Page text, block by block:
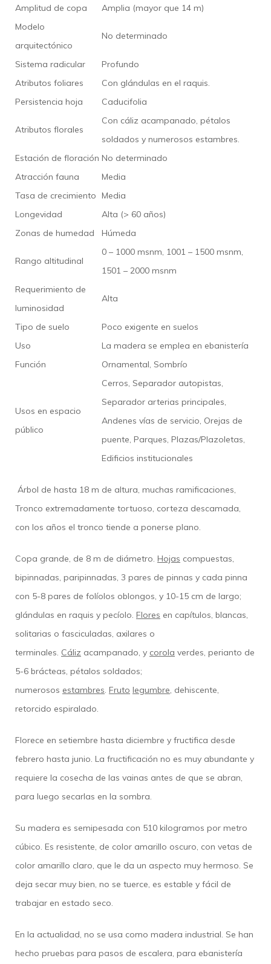
Amplitud de copa
Amplia (mayor que 14 m)
Modelo
arquitectónico
No determinado
Sistema radicular
Profundo
Atributos foliares
Con glándulas en el raquis.
Persistencia hoja
Caducifolia
Atributos florales
Con cáliz acampanado, pétalos
soldados y numerosos estambres.
Estación de floración No determinado
Atracción fauna
Media
Tasa de crecimiento Media
Longevidad
Alta (> 60 años)
Zonas de humedad
Húmeda
Rango altitudinal
0 – 1000 msnm, 1001 – 1500 msnm,
1501 – 2000 msnm
Requerimiento de
luminosidad
Alta
Tipo de suelo
Poco exigente en suelos
Uso
La madera se emplea en ebanistería
Función
Ornamental, Sombrío
Usos en espacio
público
Cerros, Separador autopistas,
Separador arterias principales,
Andenes vías de servicio, Orejas de
puente, Parques, Plazas/Plazoletas,
Edificios institucionales
Árbol de hasta 18 m de altura, muchas ramificaciones,
Tronco extremadamente tortuoso, corteza descamada,
con los años el tronco tiende a ponerse plano.
Copa grande, de 8 m de diámetro. Hojas compuestas,
bipinnadas, paripinnadas, 3 pares de pinnas y cada pinna
con 5-8 pares de folíolos oblongos, y 10-15 cm de largo;
glándulas en raquis y pecíolo. Flores en capítulos, blancas,
solitarias o fasciculadas, axilares o
terminales. Cáliz acampanado, y corola verdes, perianto de
5-6 brácteas, pétalos soldados;
numerosos estambres. Fruto legumbre, dehiscente,
retorcido espiralado.
Florece en setiembre hasta diciembre y fructifica desde
febrero hasta junio. La fructificación no es muy abundante y
requiere la cosecha de las vainas antes de que se abran,
para luego secarlas en la sombra.
Su madera es semipesada con 510 kilogramos por metro
cúbico. Es resistente, de color amarillo oscuro, con vetas de
color amarillo claro, que le da un aspecto muy hermoso. Se
deja secar muy bien, no se tuerce, es estable y fácil de
trabajar en estado seco.
En la actualidad, no se usa como madera industrial. Se han
hecho pruebas para pasos de escalera, para ebanistería